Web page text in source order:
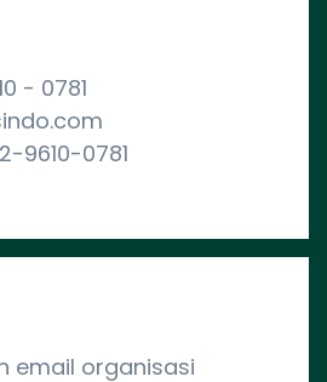
- 0781
9610-0781